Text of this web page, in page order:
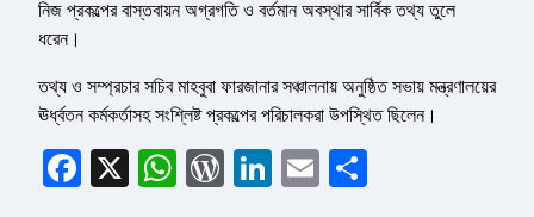
নিজ প্রকল্পের বাস্তবায়ন অগ্রগতি ও বর্তমান অবস্থার সার্বিক তথ্য তুলে
ধরেন।
তথ্য ও সম্প্রচার সচিব মাহবুবা ফারজানার সঞ্চালনায় অনুষ্ঠিত সভায় মন্ত্রণালয়ের
ঊর্ধ্বতন কর্মকর্তাসহ সংশ্লিষ্ট প্রকল্পের পরিচালকরা উপস্থিত ছিলেন।
Facebook
X WhatsApp
WordPress
LinkedIn
Email